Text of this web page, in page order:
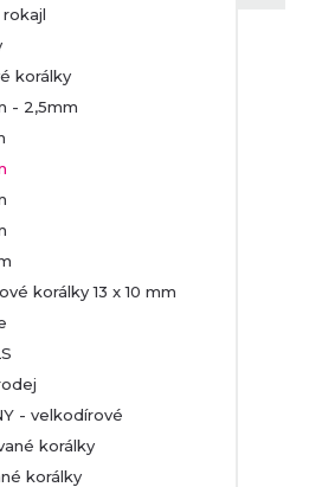
rokajl
korálky
- 2,5mm
korálky 13 x 10 mm
- velkodírové
korálky
korálky